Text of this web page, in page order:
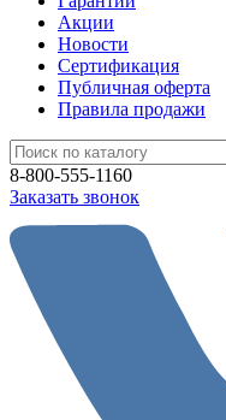
Акции
Новости
Cертификация
Публичная оферта
Правила продажи
8-800-555-1160
Заказать звонок